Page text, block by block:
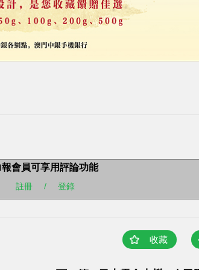
會員可享用評論功能
註冊 / 登錄
收藏